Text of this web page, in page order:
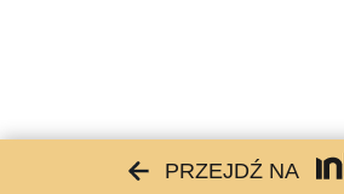
PRZEJDŹ NA